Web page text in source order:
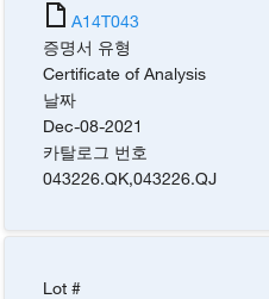
A14T043
증명서 유형
Certificate of Analysis
날짜
Dec-08-2021
카탈로그 번호
043226.QK,043226.QJ
Lot #